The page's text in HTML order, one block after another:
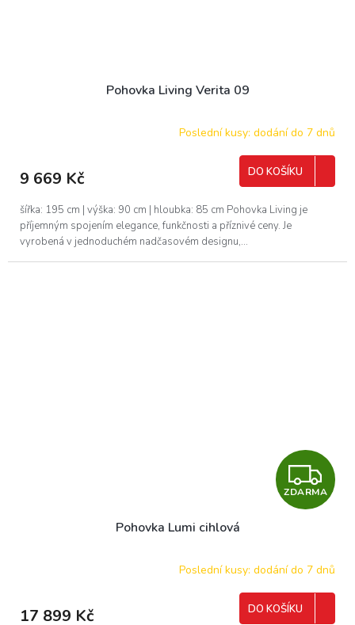
Pohovka Living Verita 09
Poslední kusy: dodání do 7 dnů
9 669 Kč DO KOŠÍKU
šířka: 195 cm | výška: 90 cm | hloubka: 85 cm Pohovka Living je
příjemným spojením elegance, funkčnosti a příznivé ceny. Je
vyrobená v jednoduchém nadčasovém designu,...
Z
D
R
ZDARMA
Pohovka Lumi cihlová
Poslední kusy: dodání do 7 dnů
17 899 Kč DO KOŠÍKU